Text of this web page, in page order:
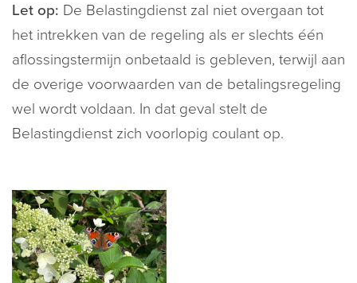
Let op: De Belastingdienst zal niet overgaan tot
het intrekken van de regeling als er slechts één
aflossingstermijn onbetaald is gebleven, terwijl aan
de overige voorwaarden van de betalingsregeling
wel wordt voldaan. In dat geval stelt de
Belastingdienst zich voorlopig coulant op.